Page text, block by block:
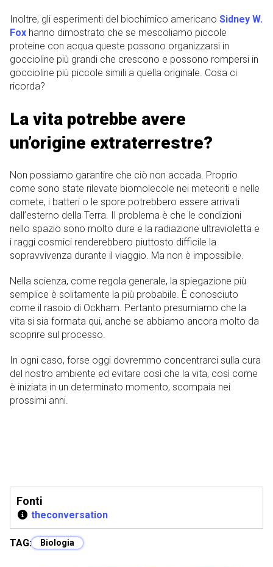
Inoltre, gli esperimenti del biochimico americano Sidney W.
Fox hanno dimostrato che se mescoliamo piccole
proteine ​​con acqua queste possono organizzarsi in
goccioline più grandi che crescono e possono rompersi in
goccioline più piccole simili a quella originale. Cosa ci
ricorda?
La vita potrebbe avere
un’origine extraterrestre?
Non possiamo garantire che ciò non accada. Proprio
come sono state rilevate biomolecole nei meteoriti e nelle
comete, i batteri o le spore potrebbero essere arrivati ​​
dall’esterno della Terra. Il problema è che le condizioni
nello spazio sono molto dure e la radiazione ultravioletta e
i raggi cosmici renderebbero piuttosto difficile la
sopravvivenza durante il viaggio. Ma non è impossibile.
Nella scienza, come regola generale, la spiegazione più
semplice è solitamente la più probabile. È conosciuto
come il rasoio di Ockham. Pertanto presumiamo che la
vita si sia formata qui, anche se abbiamo ancora molto da
scoprire sul processo.
In ogni caso, forse oggi dovremmo concentrarci sulla cura
del nostro ambiente ed evitare così che la vita, così come
è iniziata in un determinato momento, scompaia nei
prossimi anni.
Fonti
theconversation
TAG: Biologia